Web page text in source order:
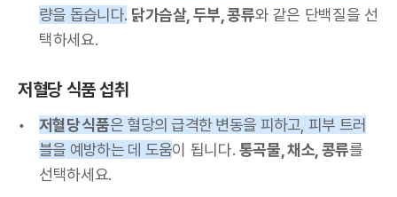
량을 돕습니다. 닭가슴살, 두부, 콩류와 같은 단백질을 선
택하세요.
저혈당 식품 섭취
저혈당 식품은 혈당의 급격한 변동을 피하고, 피부 트러
블을 예방하는 데 도움이 됩니다. 통곡물, 채소, 콩류를
선택하세요.